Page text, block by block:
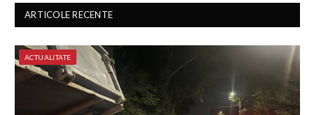
ARTICOLE RECENTE
ACTUALITATE